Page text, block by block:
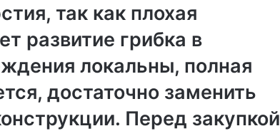
так как плохая
развитие грибка в
локальны, полная
достаточно заменить
Перед закупкой